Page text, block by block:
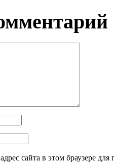
сайта в этом браузере